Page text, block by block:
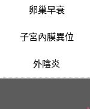
卵巢早衰
子宮內膜異位
外陰炎